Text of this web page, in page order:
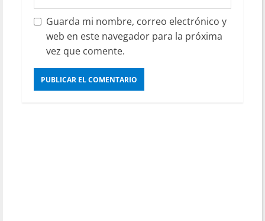
Guarda mi nombre, correo electrónico y
web en este navegador para la próxima
vez que comente.